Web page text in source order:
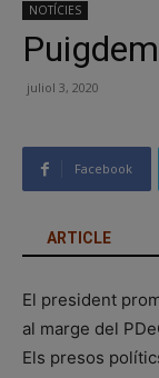
NOTÍCIES
juliol 3, 2020
Facebook
ARTICLE
El president
al marge del
Els presos